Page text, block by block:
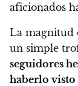
aficionados
La magnitud
un simple
seguidores
haberlo visto